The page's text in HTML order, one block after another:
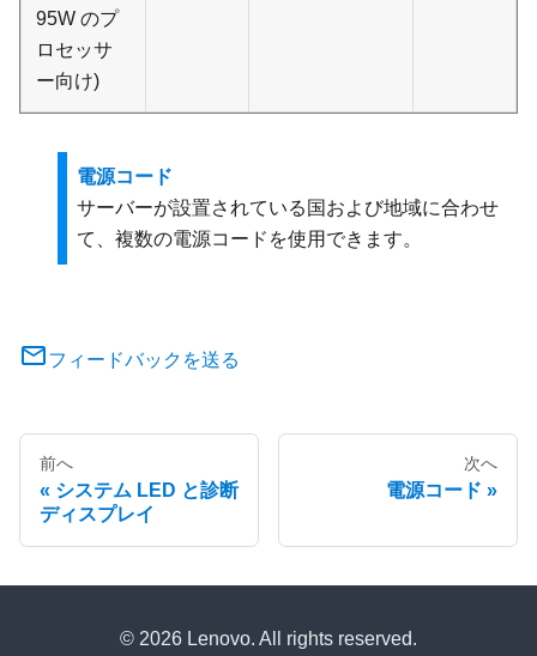
95W のプ
ロセッサ
ー向け)
電源コード
サーバーが設置されている国および地域に合わせ
て、複数の電源コードを使用できます。
フィードバックを送る
前へ
システム LED と診断
ディスプレイ
次へ
電源コード
© 2026 Lenovo. All rights reserved.